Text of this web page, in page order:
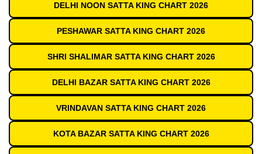
DELHI NOON SATTA KING CHART 2026
PESHAWAR SATTA KING CHART 2026
SHRI SHALIMAR SATTA KING CHART 2026
DELHI BAZAR SATTA KING CHART 2026
VRINDAVAN SATTA KING CHART 2026
KOTA BAZAR SATTA KING CHART 2026